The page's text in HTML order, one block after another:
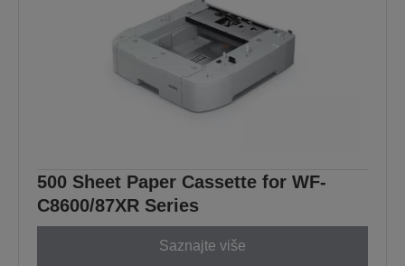
500 Sheet Paper Cassette for WF-
C8600/87XR Series
Saznajte više